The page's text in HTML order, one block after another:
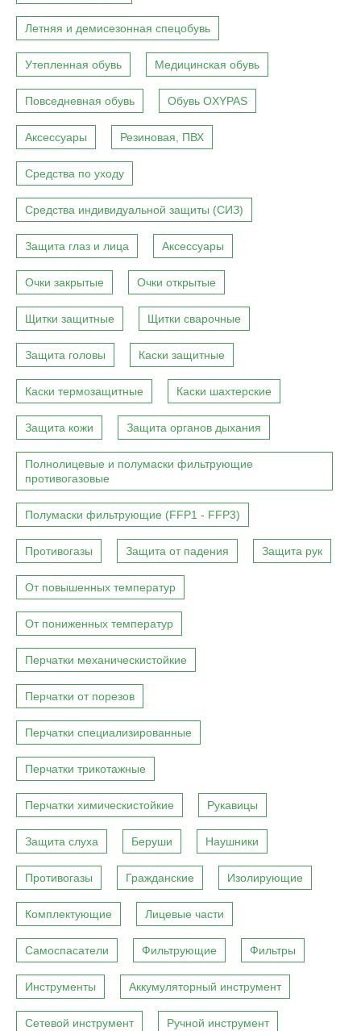
Летняя и демисезонная спецобувь
Утепленная обувь Медицинская обувь
Повседневная обувь Обувь OXYPAS
Аксессуары Резиновая, ПВХ
Средства по уходу
Средства индивидуальной защиты (СИЗ)
Защита глаз и лица Аксессуары
Очки закрытые Очки открытые
Щитки защитные Щитки сварочные
Защита головы Каски защитные
Каски термозащитные Каски шахтерские
Защита кожи Защита органов дыхания
Полнолицевые и полумаски фильтрующие
противогазовые
Полумаски фильтрующие (FFP1 - FFP3)
Противогазы Защита от падения Защита рук
От повышенных температур
От пониженных температур
Перчатки механическистойкие
Перчатки от порезов
Перчатки специализированные
Перчатки трикотажные
Перчатки химическистойкие Рукавицы
Защита слуха Беруши Наушники
Противогазы Гражданские Изолирующие
Комплектующие Лицевые части
Самоспасатели Фильтрующие Фильтры
Инструменты Аккумуляторный инструмент
Сетевой инструмент Ручной инструмент